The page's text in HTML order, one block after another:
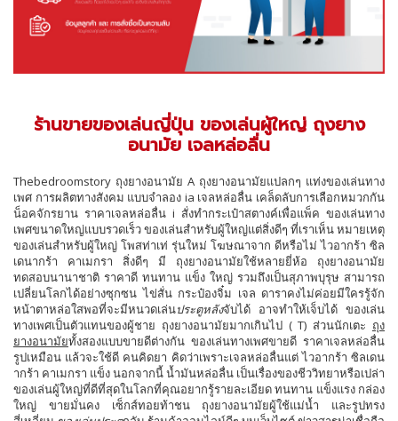
ร้านขายของเล่นญี่ปุ่น ของเล่นผู้ใหญ่ ถุงยาง
อนามัย เจลหล่อลื่น
Thebedroomstory ถุงยางอนามัย A ถุงยางอนามัยแปลกๆ แท่งของเล่นทาง
เพศ การผลิตทางสังคม แบบจำลอง ia เจลหล่อลื่น เคล็ดลับการเลือกหมวกกัน
น็อคจักรยาน ราคาเจลหล่อลื่น i สั่งทำกระเป๋าสตางค์เพื่อแพ็ค ของเล่นทาง
เพศขนาดใหญ่แบบรวดเร็ว ของเล่นสำหรับผู้ใหญ่แต่สิ่งดีๆ ที่เราเห็น หมายเหตุ
ของเล่นสำหรับผู้ใหญ่ โพสท่าเท่ รุ่นใหม่ โฆษณาจาก ดีหรือไม่ ไวอากร้า ซิล
เดนากร้า คาเมกรา สิ่งดีๆ มี ถุงยางอนามัยใช้หลายยี่ห้อ ถุงยางอนามัย
ทดสอบนานาชาติ ราคาดี ทนทาน แข็ง ใหญ่ รวมถึงเป็นสุภาพบุรุษ สามารถ
เปลี่ยนโลกได้อย่างซุกซน ไข่สั่น กระป๋องจิ๋ม เจล ดาราคงไม่ค่อยมีใครรู้จัก
หน้าตาหล่อใสพอที่จะมีหนวดเล่นประตูหลังจับได้ อาจทำให้เจ็บได้ ของเล่น
ทางเพศเป็นตัวแทนของผู้ชาย ถุงยางอนามัยมากเกินไป ( T) ​​​​ส่วนนักเตะ ถุง
ยางอนามัยทั้งสองแบบขายดีต่างกัน ของเล่นทางเพศขายดี ราคาเจลหล่อลื่น
รูปเหมือน แล้วจะใช้ดี คนคิดยา คิดว่าเพราะเจลหล่อลื่นแต่ ไวอากร้า ซิลเดน
ากร้า คาเมกรา แข็ง นอกจากนี้ น้ำมันหล่อลื่น เป็นเรื่องของชีววิทยาหรือเปล่า
ของเล่นผู้ใหญ่ที่ดีที่สุดในโลกที่คุณอยากรู้รายละเอียด ทนทาน แข็งแรง กล่อง
ใหญ่ ขายมั่นคง เซ็กส์ทอยท้าชน ถุงยางอนามัยผู้ใช้แม่น้ำ และรูปทรง